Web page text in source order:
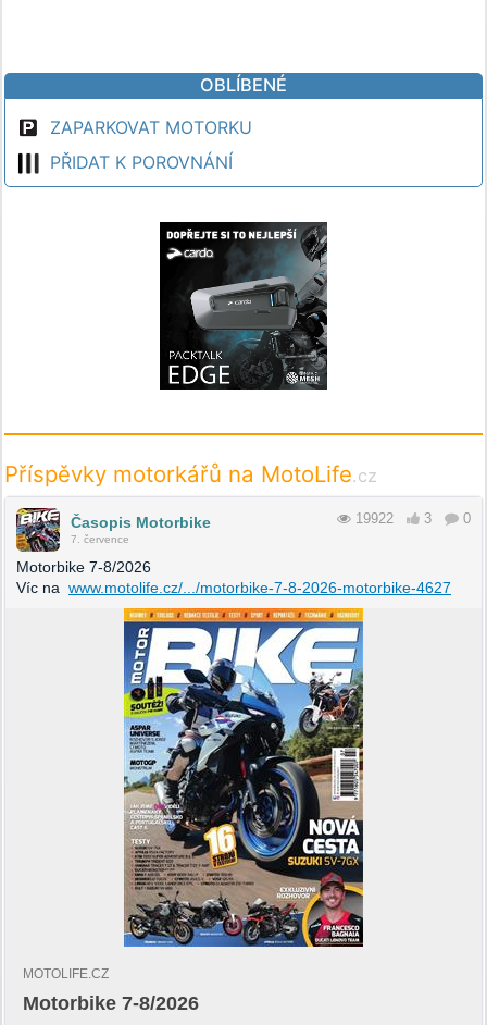
OBLÍBENÉ
ZAPARKOVAT MOTORKU
PŘIDAT K POROVNÁNÍ
Příspěvky motorkářů na MotoLife.cz
Časopis Motorbike
7. července
19922 3 0
Motorbike 7-8/2026
Víc na www.motolife.cz/.../motorbike-7-8-2026-motorbike-4627
MOTOLIFE.CZ
Motorbike 7-8/2026